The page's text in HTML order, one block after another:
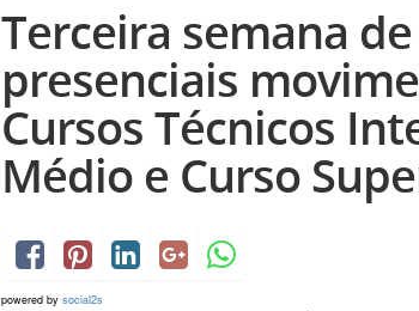
Terceira semana
presenciais
Cursos Técnicos
Médio e Curso
powered by social2s